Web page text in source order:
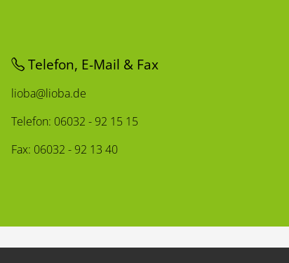
Telefon, E-Mail & Fax
lioba@lioba.de
Telefon: 06032 - 92 15 15
Fax: 06032 - 92 13 40